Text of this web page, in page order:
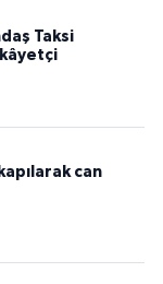
Taksi
can